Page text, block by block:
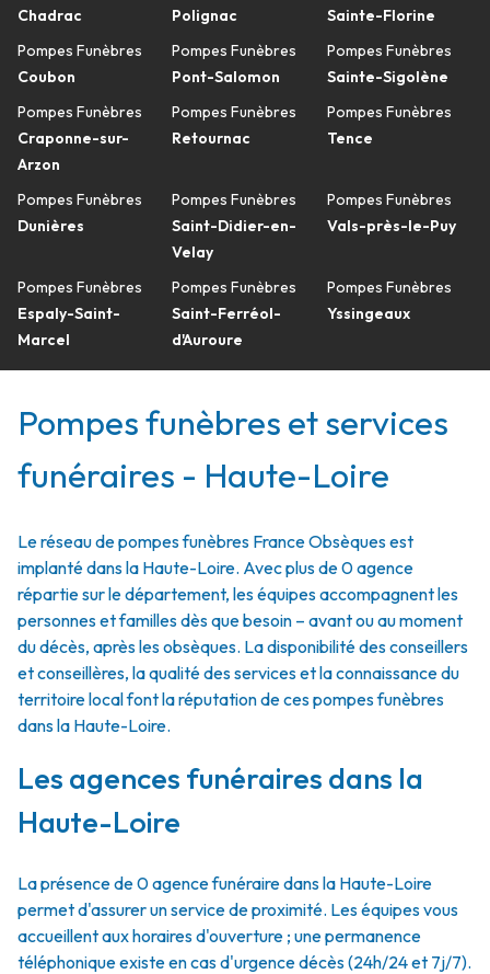
Chadrac
Pompes Funèbres
Coubon
Pompes Funèbres
Craponne-sur-
Arzon
Pompes Funèbres
Dunières
Pompes Funèbres
Espaly-Saint-
Marcel
Polignac
Pompes Funèbres
Pont-Salomon
Pompes Funèbres
Retournac
Pompes Funèbres
Saint-Didier-en-
Velay
Pompes Funèbres
Saint-Ferréol-
d'Auroure
Sainte-Florine
Pompes Funèbres
Sainte-Sigolène
Pompes Funèbres
Tence
Pompes Funèbres
Vals-près-le-Puy
Pompes Funèbres
Yssingeaux
Pompes funèbres et services
funéraires - Haute-Loire
Le réseau de pompes funèbres France Obsèques est
implanté dans la Haute-Loire. Avec plus de 0 agence
répartie sur le département, les équipes accompagnent les
personnes et familles dès que besoin – avant ou au moment
du décès, après les obsèques. La disponibilité des conseillers
et conseillères, la qualité des services et la connaissance du
territoire local font la réputation de ces pompes funèbres
dans la Haute-Loire.
Les agences funéraires dans la
Haute-Loire
La présence de 0 agence funéraire dans la Haute-Loire
permet d'assurer un service de proximité. Les équipes vous
accueillent aux horaires d'ouverture ; une permanence
téléphonique existe en cas d'urgence décès (24h/24 et 7j/7).